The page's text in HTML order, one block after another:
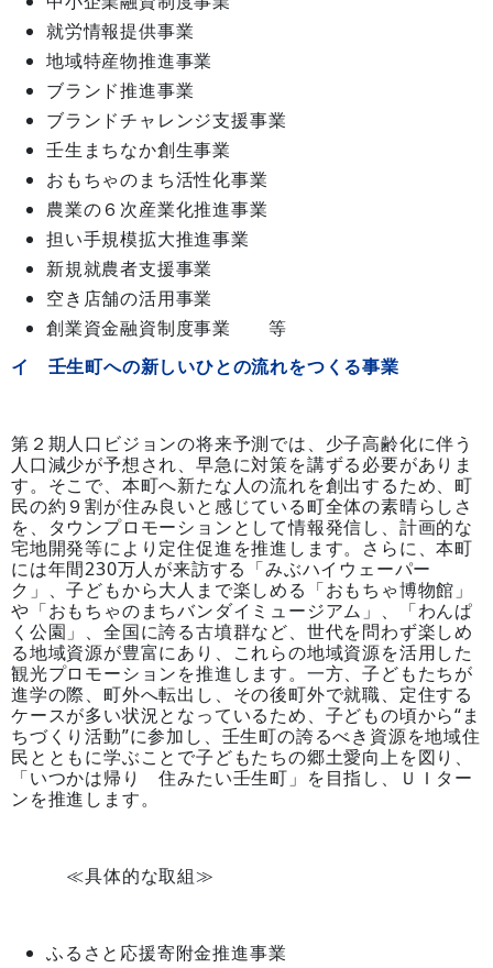
就労情報提供事業
地域特産物推進事業
ブランド推進事業
ブランドチャレンジ支援事業
壬生まちなか創生事業
おもちゃのまち活性化事業
農業の６次産業化推進事業
担い手規模拡大推進事業
新規就農者支援事業
空き店舗の活用事業
創業資金融資制度事業 等
イ 壬生町への新しいひとの流れをつくる事業
第２期人口ビジョンの将来予測では、少子高齢化に伴う
人口減少が予想され、早急に対策を講ずる必要がありま
す。そこで、本町へ新たな人の流れを創出するため、町
民の約９割が住み良いと感じている町全体の素晴らしさ
を、タウンプロモーションとして情報発信し、計画的な
宅地開発等により定住促進を推進します。さらに、本町
には年間230万人が来訪する「みぶハイウェーパー
ク」、子どもから大人まで楽しめる「おもちゃ博物館」
や「おもちゃのまちバンダイミュージアム」、「わんぱ
く公園」、全国に誇る古墳群など、世代を問わず楽しめ
る地域資源が豊富にあり、これらの地域資源を活用した
観光プロモーションを推進します。一方、子どもたちが
進学の際、町外へ転出し、その後町外で就職、定住する
ケースが多い状況となっているため、子どもの頃から“ま
ちづくり活動”に参加し、壬生町の誇るべき資源を地域住
民とともに学ぶことで子どもたちの郷土愛向上を図り、
「いつかは帰り 住みたい壬生町」を目指し、ＵＩター
ンを推進します。
≪具体的な取組≫
ふるさと応援寄附金推進事業